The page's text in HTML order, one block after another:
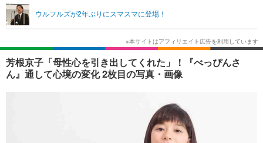
ショッピング
エンタメTOP
韓国・芸能
音楽 スポーツ
その他
ライフ
ライフTOP グルメ
ペット ショッピング
リリース一覧
プッシュ通知の停止方法
ウルフルズが2年ぶりにスマスマに登場！
芳根京子「母性心を引き出してくれた」！『べっぴんさ
ん』通して心境の変化 2枚目の写真・画像